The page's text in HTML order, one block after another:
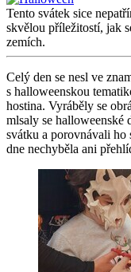
Tento svátek sice
skvělou příležitostí, jak
zemích.
Celý den se nesl ve
s halloweenskou
hostina. Vyráběly se
mlsaly se halloweenské
svátku a porovnávali
dne nechyběla ani